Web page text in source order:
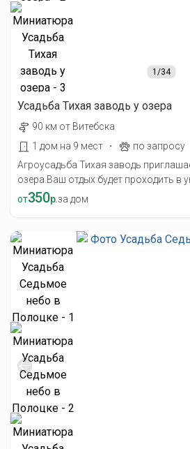
1/34
Усадьба Тихая заводь у озера
90 км от Витебска
1 дом на 9 мест
·
по запросу
Агроусадьба Тихая заводь
озера.Ваш отдых будет проходить в
от350р.за дом